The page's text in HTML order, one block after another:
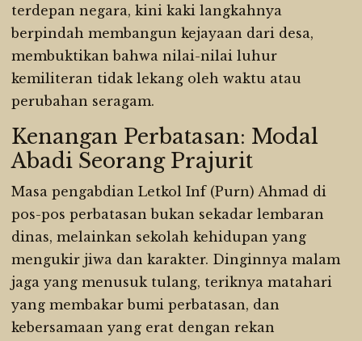
terdepan negara, kini kaki langkahnya
berpindah membangun kejayaan dari desa,
membuktikan bahwa nilai-nilai luhur
kemiliteran tidak lekang oleh waktu atau
perubahan seragam.
Kenangan Perbatasan: Modal
Abadi Seorang Prajurit
Masa pengabdian Letkol Inf (Purn) Ahmad di
pos-pos perbatasan bukan sekadar lembaran
dinas, melainkan sekolah kehidupan yang
mengukir jiwa dan karakter. Dinginnya malam
jaga yang menusuk tulang, teriknya matahari
yang membakar bumi perbatasan, dan
kebersamaan yang erat dengan rekan